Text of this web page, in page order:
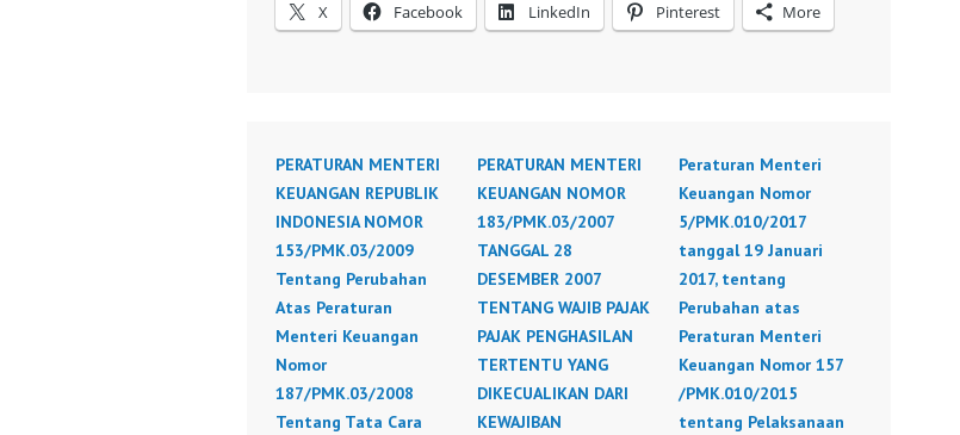
X Facebook LinkedIn Pinterest More
PERATURAN MENTERI
KEUANGAN REPUBLIK
INDONESIA NOMOR
153/PMK.03/2009
Tentang Perubahan
Atas Peraturan
Menteri Keuangan
Nomor
187/PMK.03/2008
Tentang Tata Cara
PERATURAN MENTERI
KEUANGAN NOMOR
183/PMK.03/2007
TANGGAL 28
DESEMBER 2007
TENTANG WAJIB PAJAK
PAJAK PENGHASILAN
TERTENTU YANG
DIKECUALIKAN DARI
KEWAJIBAN
Peraturan Menteri
Keuangan Nomor
5/PMK.010/2017
tanggal 19 Januari
2017, tentang
Perubahan atas
Peraturan Menteri
Keuangan Nomor 157
/PMK.010/2015
tentang Pelaksanaan